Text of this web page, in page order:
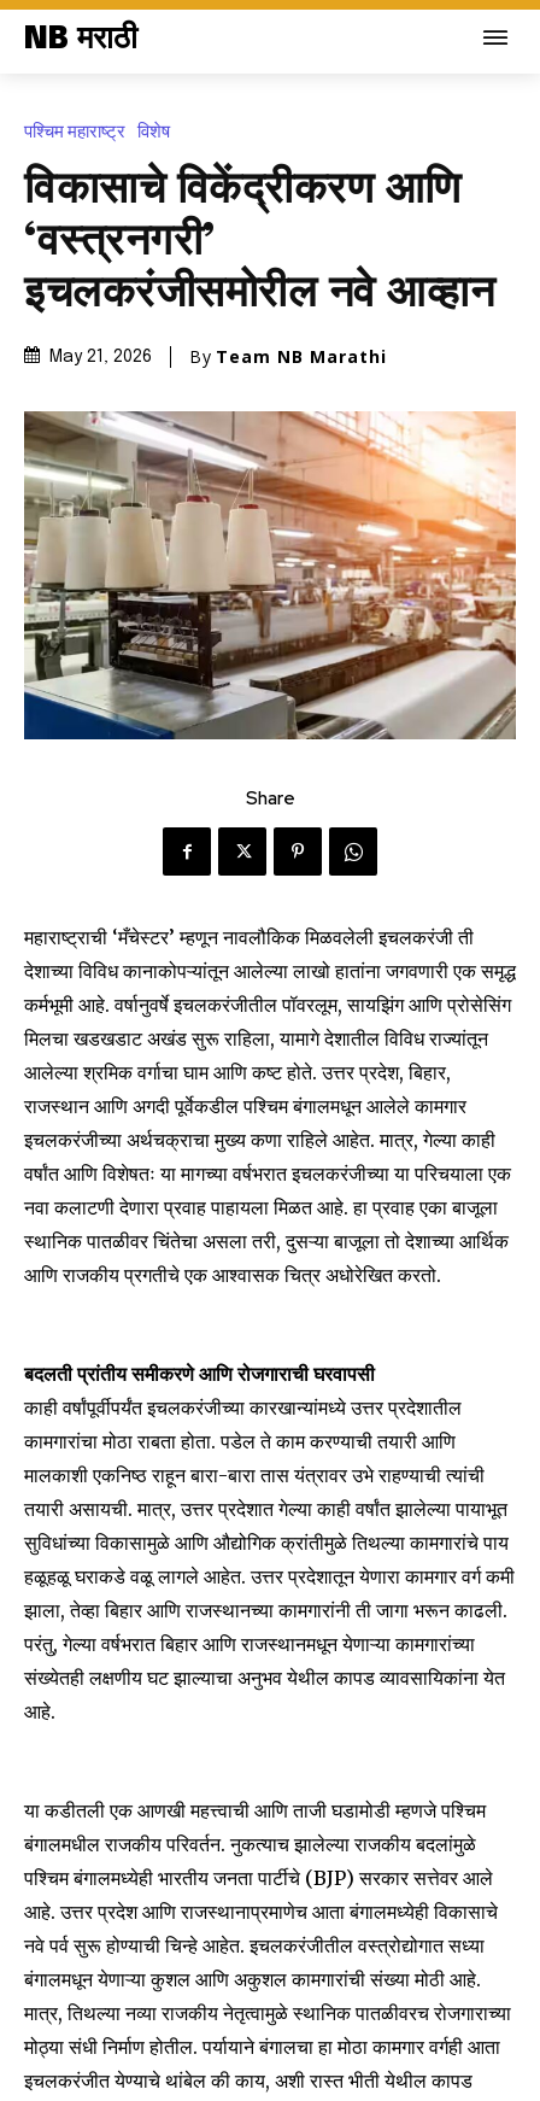
NB मराठी
पश्चिम महाराष्ट्र विशेष
विकासाचे विकेंद्रीकरण आणि
‘वस्त्रनगरी’
इचलकरंजीसमोरील नवे आव्हान
May 21, 2026 By Team NB Marathi
Share
महाराष्ट्राची ‘मँचेस्टर’ म्हणून नावलौकिक मिळवलेली इचलकरंजी ती
देशाच्या विविध कानाकोपऱ्यांतून आलेल्या लाखो हातांना जगवणारी एक समृद्ध
कर्मभूमी आहे. वर्षानुवर्षे इचलकरंजीतील पॉवरलूम, सायझिंग आणि प्रोसेसिंग
मिलचा खडखडाट अखंड सुरू राहिला, यामागे देशातील विविध राज्यांतून
आलेल्या श्रमिक वर्गाचा घाम आणि कष्ट होते. उत्तर प्रदेश, बिहार,
राजस्थान आणि अगदी पूर्वेकडील पश्चिम बंगालमधून आलेले कामगार
इचलकरंजीच्या अर्थचक्राचा मुख्य कणा राहिले आहेत. मात्र, गेल्या काही
वर्षांत आणि विशेषतः या मागच्या वर्षभरात इचलकरंजीच्या या परिचयाला एक
नवा कलाटणी देणारा प्रवाह पाहायला मिळत आहे. हा प्रवाह एका बाजूला
स्थानिक पातळीवर चिंतेचा असला तरी, दुसऱ्या बाजूला तो देशाच्या आर्थिक
आणि राजकीय प्रगतीचे एक आश्वासक चित्र अधोरेखित करतो.
बदलती प्रांतीय समीकरणे आणि रोजगाराची घरवापसी
काही वर्षांपूर्वीपर्यंत इचलकरंजीच्या कारखान्यांमध्ये उत्तर प्रदेशातील
कामगारांचा मोठा राबता होता. पडेल ते काम करण्याची तयारी आणि
मालकाशी एकनिष्ठ राहून बारा-बारा तास यंत्रावर उभे राहण्याची त्यांची
तयारी असायची. मात्र, उत्तर प्रदेशात गेल्या काही वर्षांत झालेल्या पायाभूत
सुविधांच्या विकासामुळे आणि औद्योगिक क्रांतीमुळे तिथल्या कामगारांचे पाय
हळूहळू घराकडे वळू लागले आहेत. उत्तर प्रदेशातून येणारा कामगार वर्ग कमी
झाला, तेव्हा बिहार आणि राजस्थानच्या कामगारांनी ती जागा भरून काढली.
परंतु, गेल्या वर्षभरात बिहार आणि राजस्थानमधून येणाऱ्या कामगारांच्या
संख्येतही लक्षणीय घट झाल्याचा अनुभव येथील कापड व्यावसायिकांना येत
आहे.
या कडीतली एक आणखी महत्त्वाची आणि ताजी घडामोडी म्हणजे पश्चिम
बंगालमधील राजकीय परिवर्तन. नुकत्याच झालेल्या राजकीय बदलांमुळे
पश्चिम बंगालमध्येही भारतीय जनता पार्टीचे (BJP) सरकार सत्तेवर आले
आहे. उत्तर प्रदेश आणि राजस्थानाप्रमाणेच आता बंगालमध्येही विकासाचे
नवे पर्व सुरू होण्याची चिन्हे आहेत. इचलकरंजीतील वस्त्रोद्योगात सध्या
बंगालमधून येणाऱ्या कुशल आणि अकुशल कामगारांची संख्या मोठी आहे.
मात्र, तिथल्या नव्या राजकीय नेतृत्वामुळे स्थानिक पातळीवरच रोजगाराच्या
मोठ्या संधी निर्माण होतील. पर्यायाने बंगालचा हा मोठा कामगार वर्गही आता
इचलकरंजीत येण्याचे थांबेल की काय, अशी रास्त भीती येथील कापड